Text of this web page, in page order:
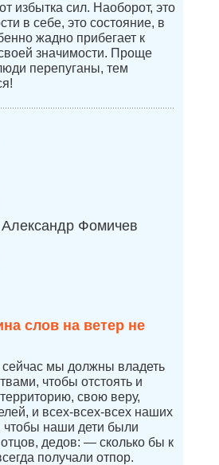
избытка сил. Наоборот, это
в себе, это состояние, в
жадно прибегает к
значимости. Проще
перепуганы, тем
Александр Фомичев
слов на ветер не
мы должны владеть
чтобы отстоять и
свою веру,
и всех-всех-всех наших
наши дети были
дедов: — сколько бы к
получали отпор.